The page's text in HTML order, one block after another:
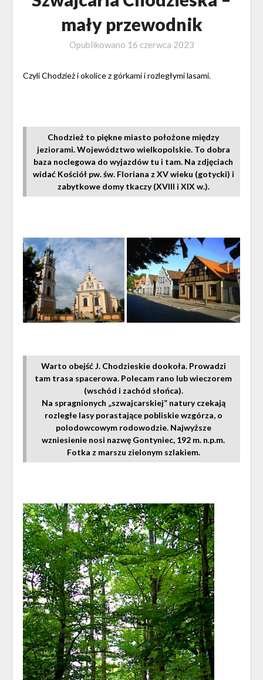
mały przewodnik
Opublikowano 16 czerwca 2023
Czyli Chodzież i okolice z górkami i rozległymi lasami.
Chodzież to piękne miasto położone między
jeziorami. Województwo wielkopolskie. To dobra
baza noclegowa do wyjazdów tu i tam. Na zdjęciach
widać Kościół pw. św. Floriana z XV wieku (gotycki) i
zabytkowe domy tkaczy (XVIII i XIX w.).
Warto obejść J. Chodzieskie dookoła. Prowadzi
tam trasa spacerowa. Polecam rano lub wieczorem
(wschód i zachód słońca).
Na spragnionych „szwajcarskiej” natury czekają
rozległe lasy porastające pobliskie wzgórza, o
polodowcowym rodowodzie. Najwyższe
wzniesienie nosi nazwę Gontyniec, 192 m. n.p.m.
Fotka z marszu zielonym szlakiem.